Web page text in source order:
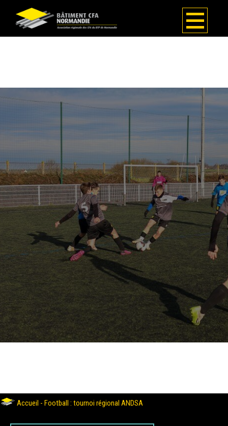
Accueil - Football : tournoi régional ANDSA